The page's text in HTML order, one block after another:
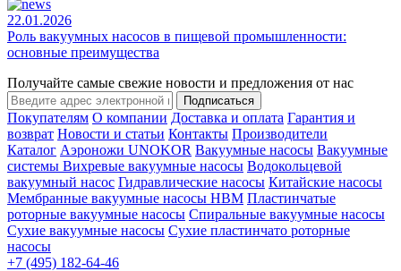
22.01.2026
Роль вакуумных насосов в пищевой промышленности:
основные преимущества
Получайте самые свежие новости и предложения от нас
Подписаться
Покупателям О компании Доставка и оплата Гарантия и
возврат Новости и статьи Контакты Производители
Каталог Аэроножи UNOKOR Вакуумные насосы Вакуумные
системы Вихревые вакуумные насосы Водокольцевой
вакуумный насос Гидравлические насосы Китайские насосы
Мембранные вакуумные насосы НВМ Пластинчатые
роторные вакуумные насосы Спиральные вакуумные насосы
Сухие вакуумные насосы Сухие пластинчато роторные
насосы
+7 (495) 182-64-46